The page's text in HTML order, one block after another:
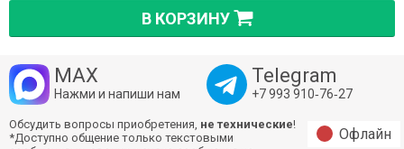
В КОРЗИНУ
MAX
Нажми и напиши нам
Telegram
+7 993 910‑76‑27
Обсудить вопросы приобретения, не технические!
*Доступно общение только текстовыми
Офлайн